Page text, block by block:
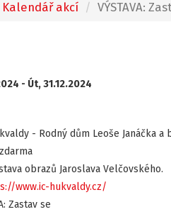
Kalendář akcí VÝSTAVA:
- Út, 31.12.2024
- Rodný dům Leoše Janáčka a
zdarma
obrazů Jaroslava Velčovského.
www.ic-hukvaldy.cz/